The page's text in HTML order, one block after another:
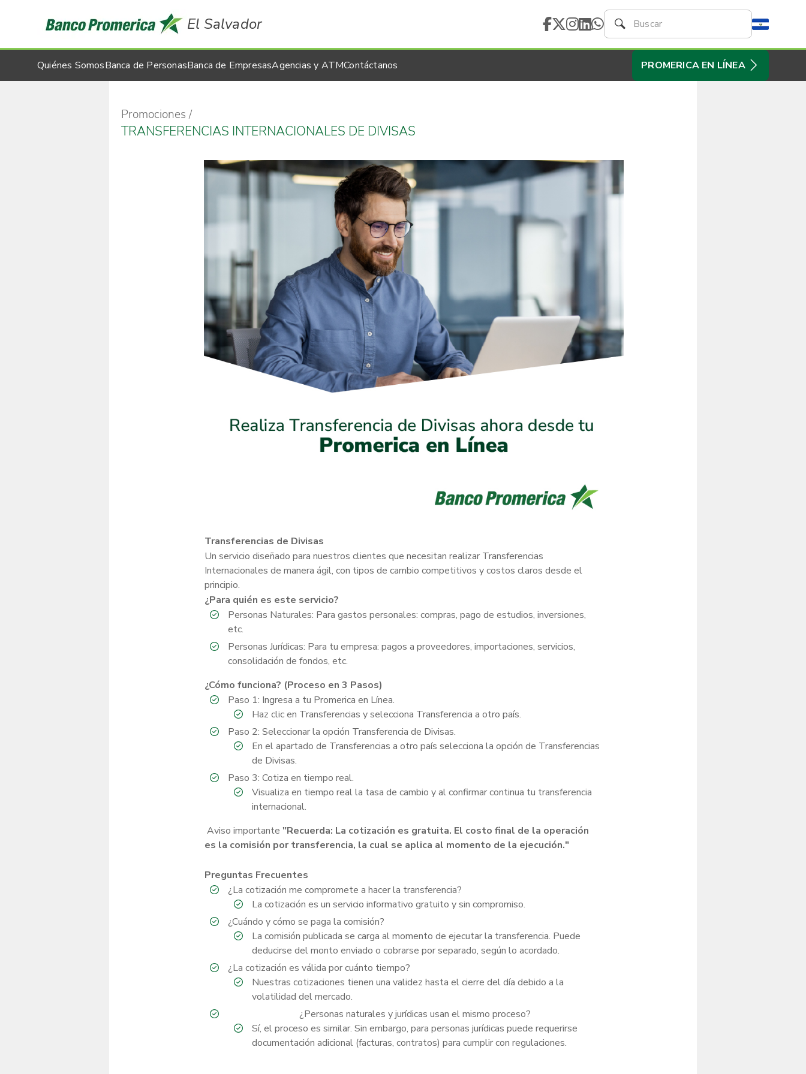
El Salvador
Quiénes SomosBanca de PersonasBanca de EmpresasAgencias y ATMContáctanos PROMERICA EN LÍNEA
Promociones
TRANSFERENCIAS INTERNACIONALES DE DIVISAS
Transferencias de Divisas
Un servicio diseñado para nuestros clientes que necesitan realizar Transferencias
Internacionales de manera ágil, con tipos de cambio competitivos y costos claros desde el
principio.
¿Para quién es este servicio?
Personas Naturales: Para gastos personales: compras, pago de estudios, inversiones,
etc.
Personas Jurídicas: Para tu empresa: pagos a proveedores, importaciones, servicios,
consolidación de fondos, etc.
¿Cómo funciona? (Proceso en 3 Pasos)
Paso 1: Ingresa a tu Promerica en Línea.
Haz clic en Transferencias y selecciona Transferencia a otro país.
Paso 2: Seleccionar la opción Transferencia de Divisas.
En el apartado de Transferencias a otro país selecciona la opción de Transferencias
de Divisas.
Paso 3: Cotiza en tiempo real.
Visualiza en tiempo real la tasa de cambio y al confirmar continua tu transferencia
internacional.
Aviso importante "Recuerda: La cotización es gratuita. El costo final de la operación
es la comisión por transferencia, la cual se aplica al momento de la ejecución."
Preguntas Frecuentes
¿La cotización me compromete a hacer la transferencia?
La cotización es un servicio informativo gratuito y sin compromiso.
¿Cuándo y cómo se paga la comisión?
La comisión publicada se carga al momento de ejecutar la transferencia. Puede
deducirse del monto enviado o cobrarse por separado, según lo acordado.
¿La cotización es válida por cuánto tiempo?
Nuestras cotizaciones tienen una validez hasta el cierre del día debido a la
volatilidad del mercado.
¿Personas naturales y jurídicas usan el mismo proceso?
Sí, el proceso es similar. Sin embargo, para personas jurídicas puede requerirse
documentación adicional (facturas, contratos) para cumplir con regulaciones.